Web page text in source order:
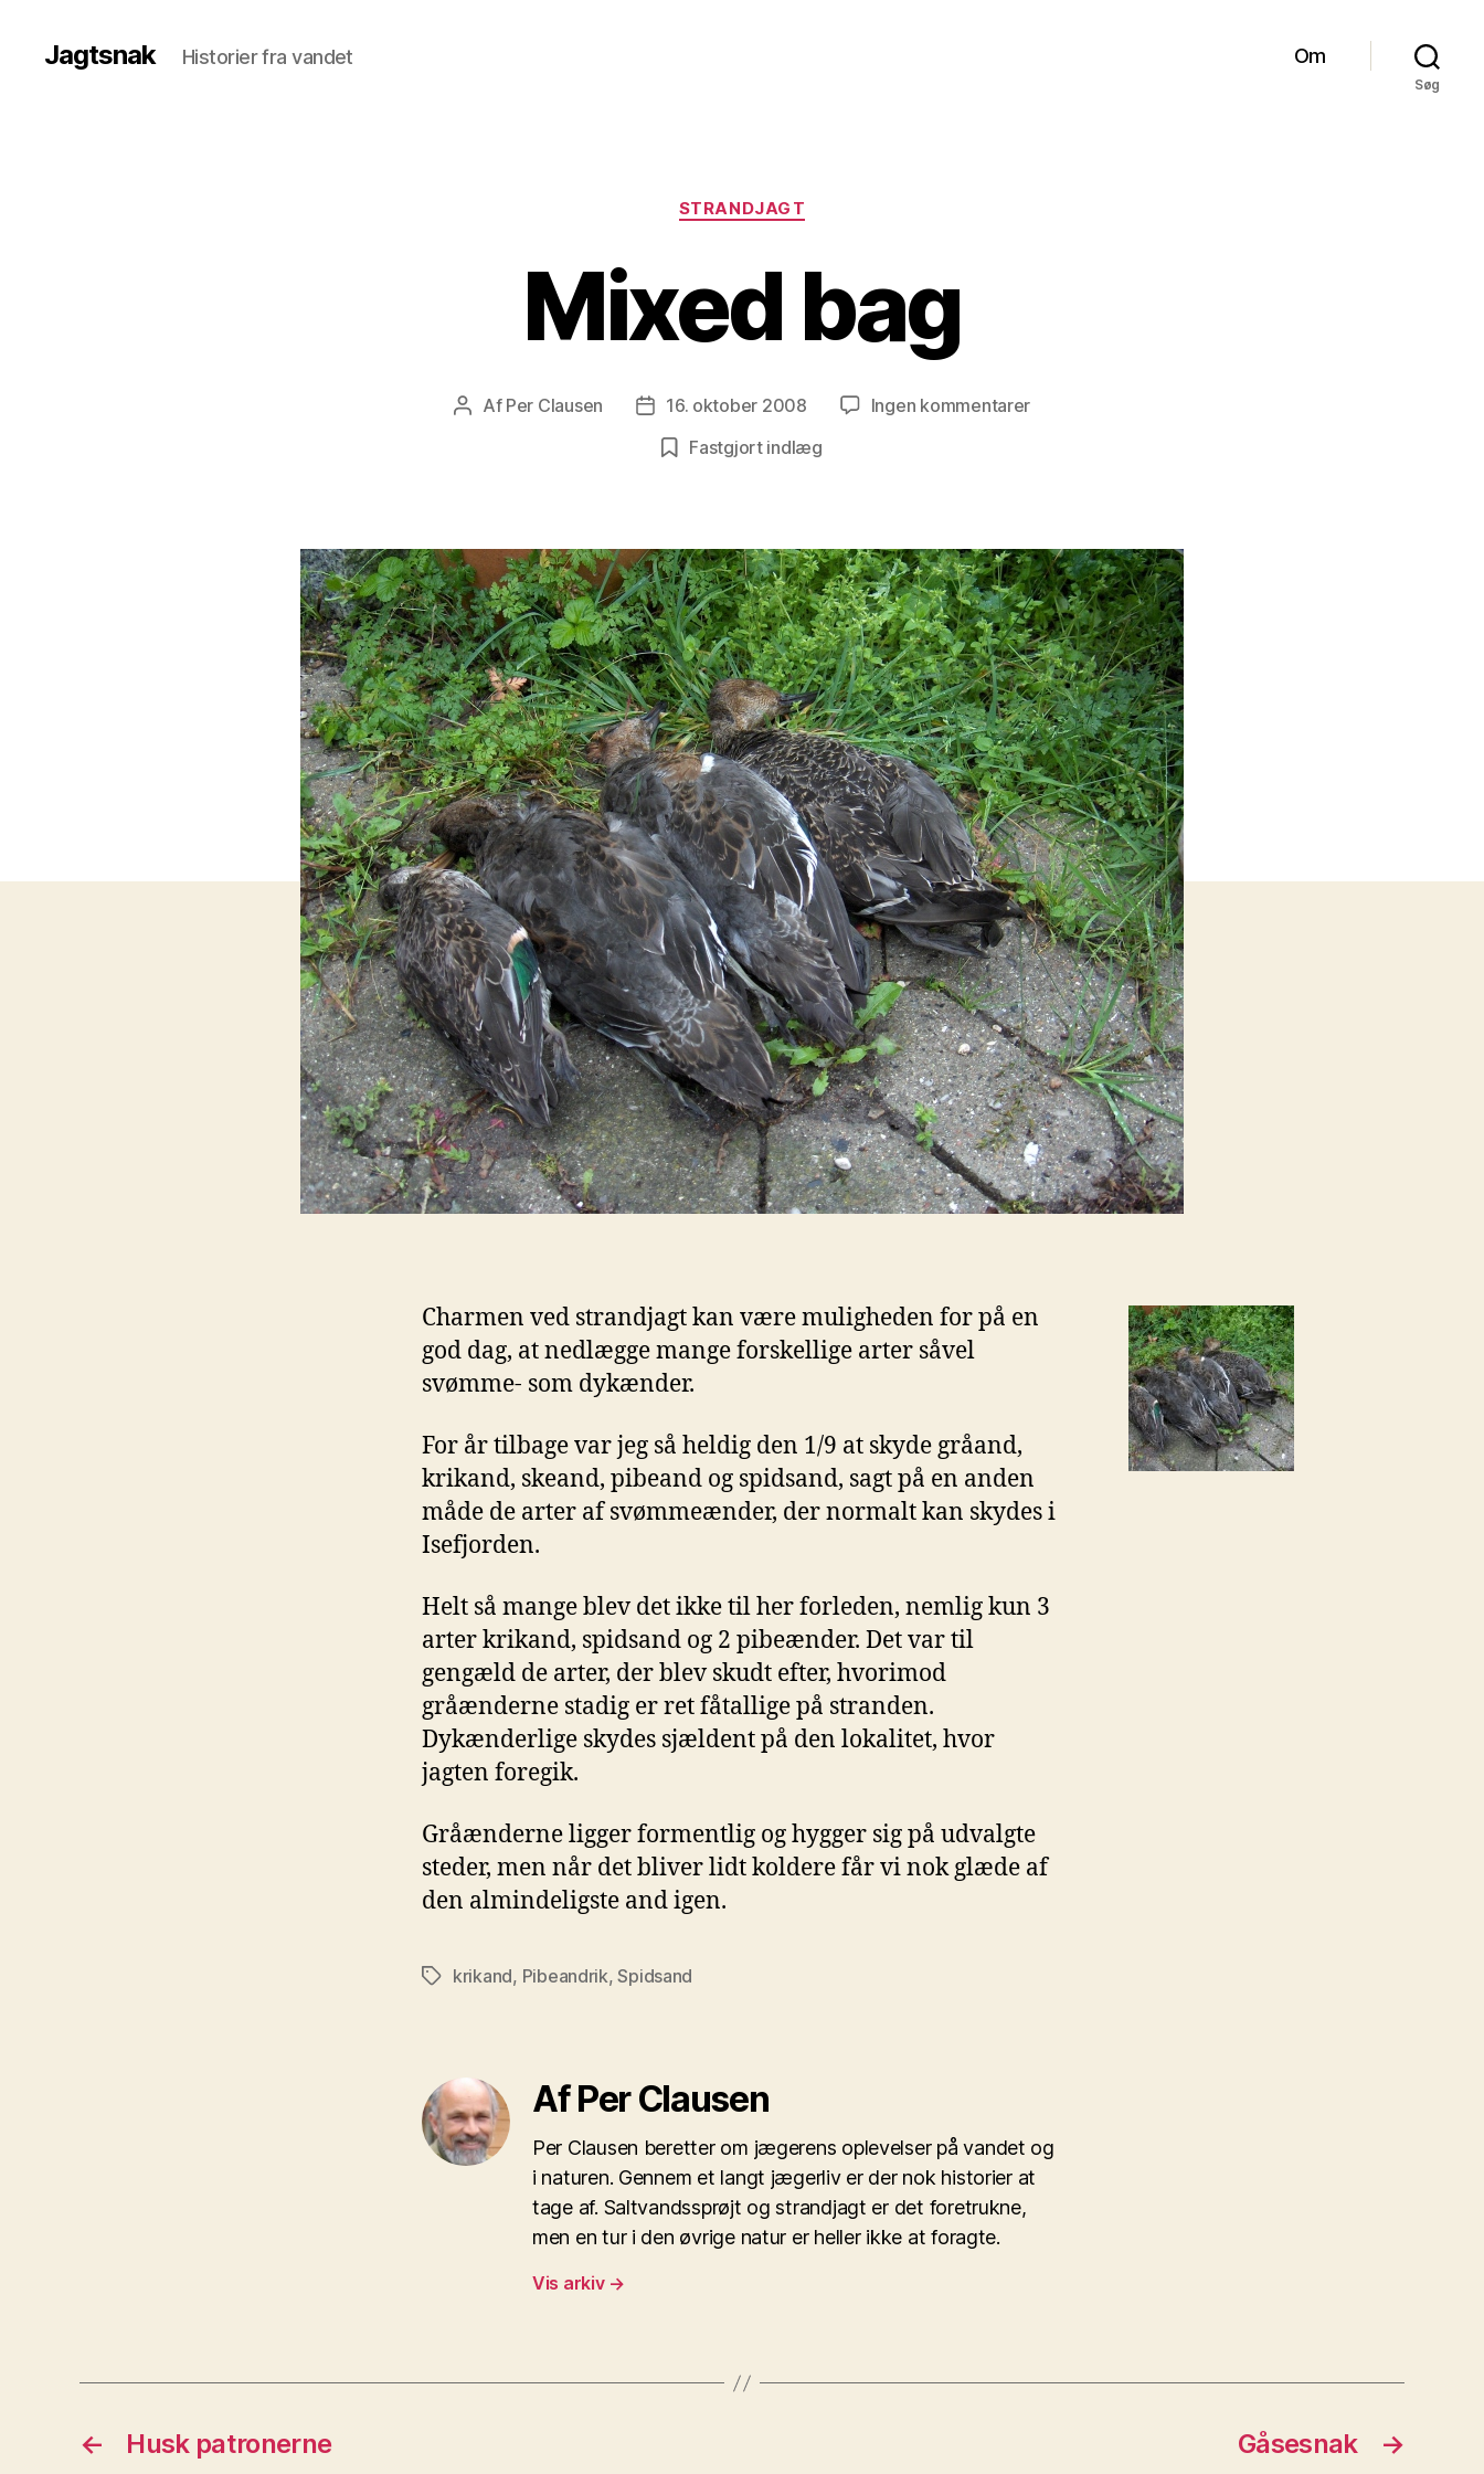
Jagtsnak Historier fra vandet Om
Søg
Kategorier
STRANDJAGT
Mixed bag
Indlægsforfatter
Af Per Clausen Indlægsdato
16. oktober 2008 Ingen kommentarertil
Fastgjort indlæg
Charmen ved strandjagt kan være muligheden for på en
god dag, at nedlægge mange forskellige arter såvel
svømme- som dykænder.
For år tilbage var jeg så heldig den 1/9 at skyde gråand,
krikand, skeand, pibeand og spidsand, sagt på en anden
måde de arter af svømmeænder, der normalt kan skydes i
Isefjorden.
Helt så mange blev det ikke til her forleden, nemlig kun 3
arter krikand, spidsand og 2 pibeænder. Det var til
gengæld de arter, der blev skudt efter, hvorimod
gråænderne stadig er ret fåtallige på stranden.
Dykænderlige skydes sjældent på den lokalitet, hvor
jagten foregik.
Gråænderne ligger formentlig og hygger sig på udvalgte
steder, men når det bliver lidt koldere får vi nok glæde af
den almindeligste and igen.
Tagskrikand, Pibeandrik,Spidsand
Af Per Clausen
Per Clausen beretter om jægerens oplevelser på vandet og
i naturen. Gennem et langt jægerliv er der nok historier at
tage af. Saltvandssprøjt og strandjagt er det foretrukne,
men en tur i den øvrige natur er heller ikke at foragte.
Vis arkiv →
← Husk patronerne →
Gåsesnak